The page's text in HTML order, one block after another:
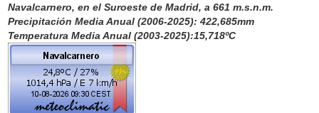
Navalcarnero, en el Suroeste de Madrid, a 661 m.s.n.m.
Precipitación Media Anual (2006-2025): 422,685mm
Temperatura Media Anual (2003-2025):15,718ºC